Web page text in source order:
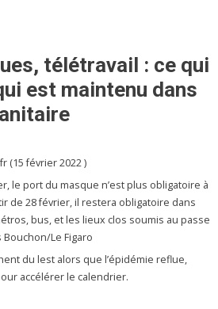
télétravail : ce qui
est maintenu dans
(15 février 2022 )
le port du masque n’est plus obligatoire à
de 28 février, il restera obligatoire dans
bus, et les lieux clos soumis au passe
Bouchon/Le Figaro
du lest alors que l’épidémie reflue,
accélérer le calendrier.